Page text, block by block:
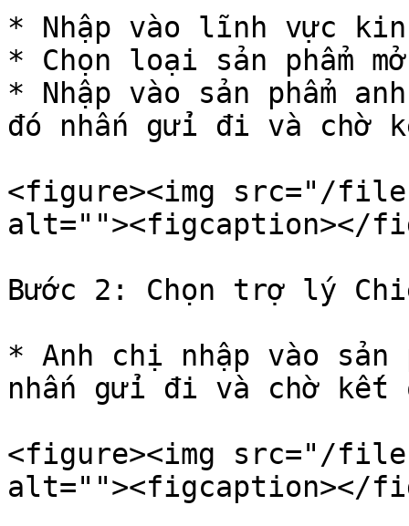
* Nhập vào lĩnh vực
* Chọn loại sản phẩm
* Nhập vào sản phẩm
đó nhấn gửi đi và chờ
<figure><img src="/files/
alt=""><figcaption></
Bước 2: Chọn trợ lý
* Anh chị nhập vào sản
nhấn gửi đi và chờ kết
<figure><img src="/files/
alt=""><figcaption></